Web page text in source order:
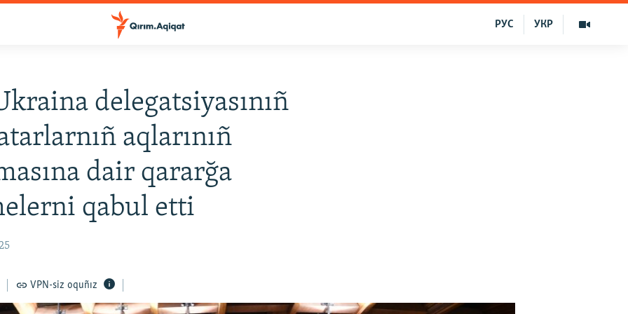
УКР
РУС
delegatsiyasınıñ
aqlarınıñ
dair qararğa
qabul etti
VPN-siz oquñız